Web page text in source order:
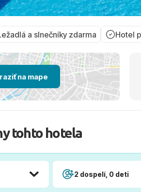
a slnečníky zdarma Hotel
na mape
tohto hotela
2 dospelí, 0 deti